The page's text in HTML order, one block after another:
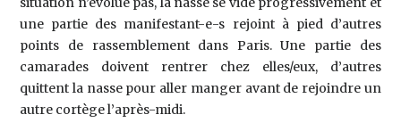
une partie des manifestant-e-s rejoint à pied d’autres
points de rassemblement dans Paris. Une partie des
camarades doivent rentrer chez elles/eux, d’autres
quittent la nasse pour aller manger avant de rejoindre un
autre cortège l’après-midi.